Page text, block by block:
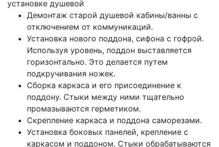
установке душевой
Демонтаж старой душевой кабины/ванны с
отключением от коммуникаций.
Установка нового поддона, сифона с гофрой.
Используя уровень, поддон выставляется
горизонтально. Это делается путем
подкручивания ножек.
Сборка каркаса и его присоединение к
поддону. Стыки между ними тщательно
промазываются герметиком.
Скрепление каркаса и поддона саморезами.
Установка боковых панелей, крепление с
каркасом и поддоном. Стыки обрабатываются